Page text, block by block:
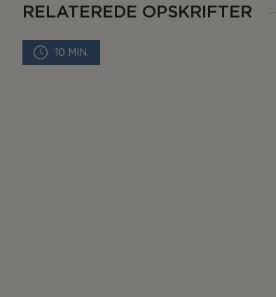
RELATEREDE OPSKRIFTER
10 MIN.